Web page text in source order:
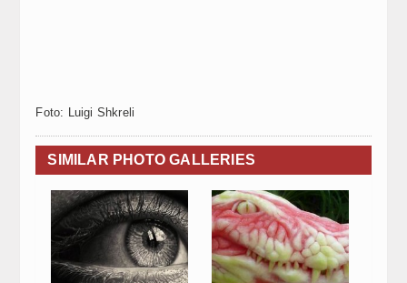
Foto: Luigi Shkreli
SIMILAR PHOTO GALLERIES